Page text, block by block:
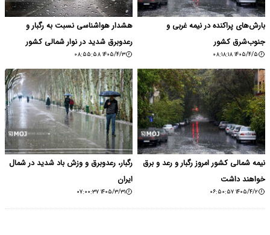
بارش‌های پراکنده در نیمه غربی و
جنوب‌شرق کشور
۱۴۰۵/۴/۵ ۰۸:۱۸:۱۸
هشدار هواشناسی نسبت به رگبار و
رعدوبرق شدید در نوار شمالی کشور
۱۴۰۵/۴/۳ ۰۸:۵۵:۵۸
نیمه شمالی کشور امروز رگبار و رعد و برق
خواهند داشت
۱۴۰۵/۴/۲ ۰۶:۵۰:۵۷
رگبار، رعدوبرق و وزش باد شدید در شمال
ایران
۱۴۰۵/۳/۳۱ ۰۷:۰۰:۳۷